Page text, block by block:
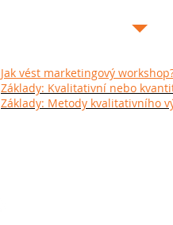
Jak vést marketingový
Základy: Kvalitativní nebo
Základy: Metody kvalitativního